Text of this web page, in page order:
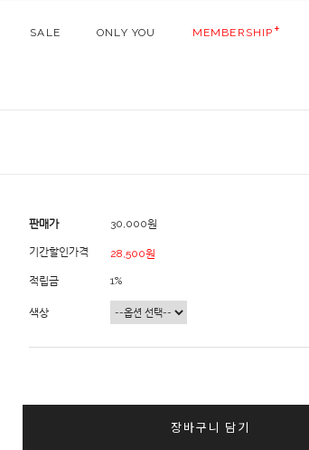
SALE ONLY YOU MEMBERSHIP
판매가 30,000원
기간할인가격 28,500원
적립금 1%
색상
장바구니 담기